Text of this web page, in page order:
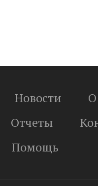
Новости
Отчеты
Помощь